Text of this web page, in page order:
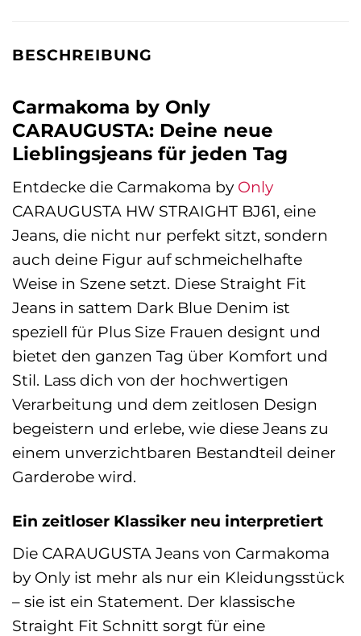
BESCHREIBUNG
Carmakoma by Only
CARAUGUSTA: Deine neue
Lieblingsjeans für jeden Tag
Entdecke die Carmakoma by Only
CARAUGUSTA HW STRAIGHT BJ61, eine
Jeans, die nicht nur perfekt sitzt, sondern
auch deine Figur auf schmeichelhafte
Weise in Szene setzt. Diese Straight Fit
Jeans in sattem Dark Blue Denim ist
speziell für Plus Size Frauen designt und
bietet den ganzen Tag über Komfort und
Stil. Lass dich von der hochwertigen
Verarbeitung und dem zeitlosen Design
begeistern und erlebe, wie diese Jeans zu
einem unverzichtbaren Bestandteil deiner
Garderobe wird.
Ein zeitloser Klassiker neu interpretiert
Die CARAUGUSTA Jeans von Carmakoma
by Only ist mehr als nur ein Kleidungsstück
– sie ist ein Statement. Der klassische
Straight Fit Schnitt sorgt für eine